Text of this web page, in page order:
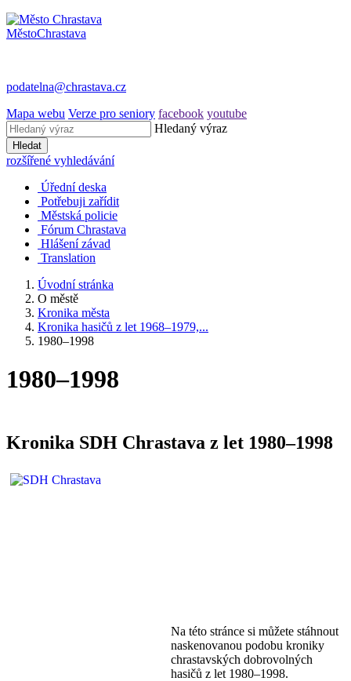
MěstoChrastava
podatelna@chrastava.cz
Mapa webu Verze pro seniory facebook youtube
Hledaný výraz
Hledat
rozšířené vyhledávání
Úřední deska
Potřebuji zařídit
Městská policie
Fórum Chrastava
Hlášení závad
Translation
Úvodní stránka
O městě
Kronika města
Kronika hasičů z let 1968–1979,...
1980–1998
1980–1998
Kronika SDH Chrastava z let 1980–1998
Na této stránce si můžete stáhnout
naskenovanou podobu kroniky
chrastavských dobrovolných
hasičů z let 1980–1998.